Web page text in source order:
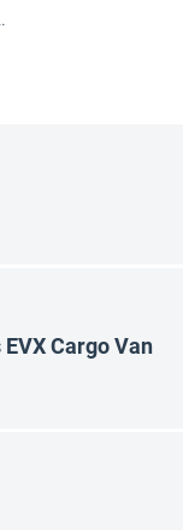
Cargo Van